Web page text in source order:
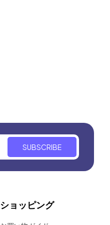
SUBSCRIBE
ショッピング